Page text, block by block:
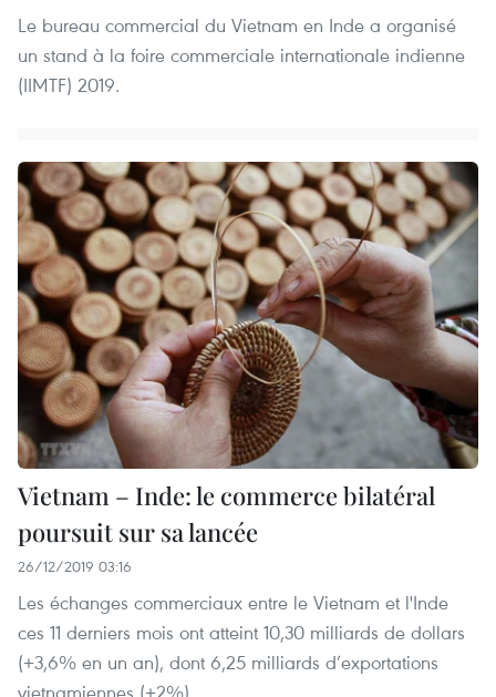
Le bureau commercial du Vietnam en Inde a organisé
un stand à la foire commerciale internationale indienne
(IIMTF) 2019.
Vietnam – Inde: le commerce bilatéral
poursuit sur sa lancée
26/12/2019 03:16
Les échanges commerciaux entre le Vietnam et l'Inde
ces 11 derniers mois ont atteint 10,30 milliards de dollars
(+3,6% en un an), dont 6,25 milliards d’exportations